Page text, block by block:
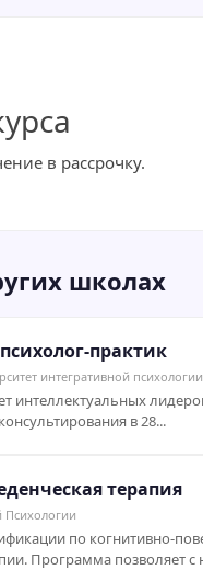
в рассрочку.
школах
практик
интегративной
интеллектуальных
в 28...
терапия
по когнитивно-
Программа позволяет с